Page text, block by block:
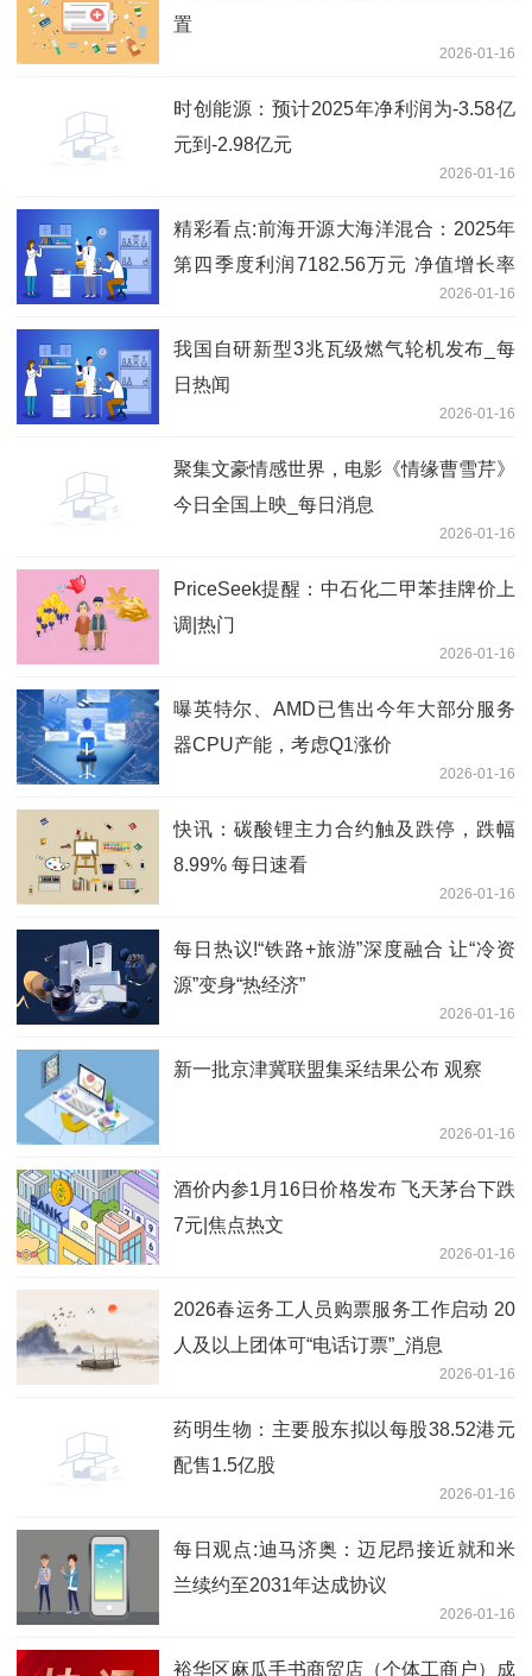
置
2026-01-16
时创能源：预计2025年净利润为-3.58亿
元到-2.98亿元
2026-01-16
精彩看点:前海开源大海洋混合：2025年
第四季度利润7182.56万元 净值增长率
2026-01-16
我国自研新型3兆瓦级燃气轮机发布_每
日热闻
2026-01-16
聚集文豪情感世界，电影《情缘曹雪芹》
今日全国上映_每日消息
2026-01-16
PriceSeek提醒：中石化二甲苯挂牌价上
调|热门
2026-01-16
曝英特尔、AMD已售出今年大部分服务
器CPU产能，考虑Q1涨价
2026-01-16
快讯：碳酸锂主力合约触及跌停，跌幅
8.99% 每日速看
2026-01-16
每日热议!“铁路+旅游”深度融合 让“冷资
源”变身“热经济”
2026-01-16
新一批京津冀联盟集采结果公布 观察
2026-01-16
酒价内参1月16日价格发布 飞天茅台下跌
7元|焦点热文
2026-01-16
2026春运务工人员购票服务工作启动 20
人及以上团体可“电话订票”_消息
2026-01-16
药明生物：主要股东拟以每股38.52港元
配售1.5亿股
2026-01-16
每日观点:迪马济奥：迈尼昂接近就和米
兰续约至2031年达成协议
2026-01-16
裕华区麻瓜手书商贸店（个体工商户）成